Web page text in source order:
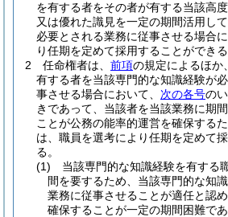
を有する者をその者が有する当該高
又は優れた識見を一定の期間活用し
必要とされる業務に従事させる場合
り任期を定めて採用することができる
2
任命権者は、 前項の規定によるほか
有する者を当該専門的な知識経験が
事させる場合において、 次の各号の
きであって、当該者を当該業務に期
ことが公務の能率的運営を確保する
は、職員を選考により任期を定めて
る。
(1)
当該専門的な知識経験を有する
間を要するため、当該専門的な知
業務に従事させることが適任と認
確保することが一定の期間困難で